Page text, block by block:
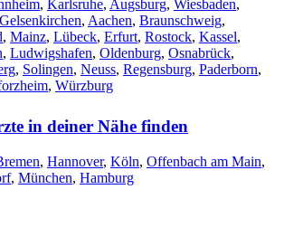
, Karlsruhe, Augsburg, Wiesbaden,
Gelsenkirchen, Aachen, Braunschweig,
, Mainz, Lübeck, Erfurt, Rostock, Kassel,
, Ludwigshafen, Oldenburg, Osnabrück,
, Solingen, Neuss, Regensburg, Paderborn,
, Würzburg
in deiner Nähe finden
, Hannover, Köln, Offenbach am Main,
, München, Hamburg